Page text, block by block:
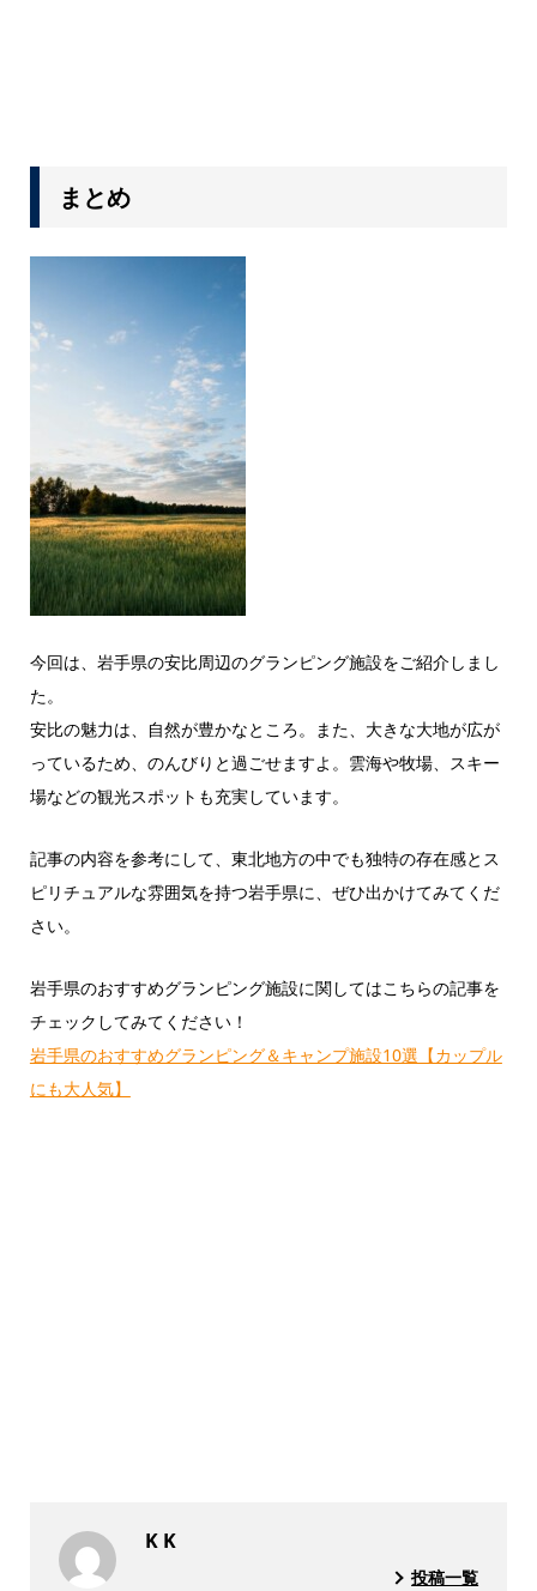
まとめ
今回は、岩手県の安比周辺のグランピング施設をご紹介しまし
た。
安比の魅力は、自然が豊かなところ。また、大きな大地が広が
っているため、のんびりと過ごせますよ。雲海や牧場、スキー
場などの観光スポットも充実しています。
記事の内容を参考にして、東北地方の中でも独特の存在感とス
ピリチュアルな雰囲気を持つ岩手県に、ぜひ出かけてみてくだ
さい。
岩手県のおすすめグランピング施設に関してはこちらの記事を
チェックしてみてください！
岩手県のおすすめグランピング＆キャンプ施設10選【カップル
にも大人気】
K K
投稿一覧